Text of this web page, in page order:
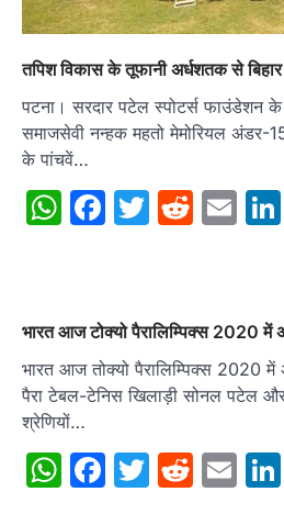
तपिश विकास के तूफानी अर्धशतक से
पटना। सरदार पटेल स्पोटर्स फाउंडेशन के
समाजसेवी नन्हक महतो मेमोरियल अंडर-
के पांचवें…
WhatsApp
Facebook
Twitter
भारत आज टोक्यो पैरालिम्पिक्स 2020 में
भारत आज तोक्यो पैरालिम्पिक्स 2020
पैरा टेबल-टेनिस खिलाड़ी सोनल पटेल
श्रेणियों…
WhatsApp
Facebook
Twitter